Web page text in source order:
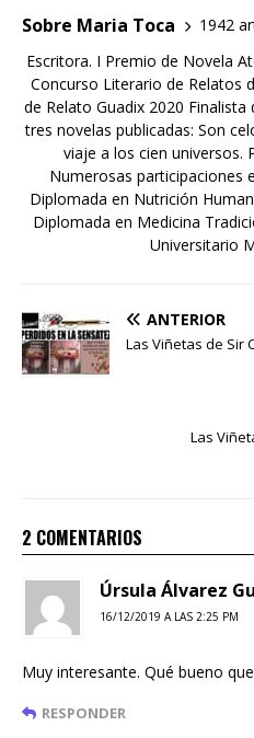
Sobre Maria Toca
1942
Escritora. I Premio de Novela
Concurso Literario de Relatos
de Relato Guadix 2020
tres novelas publicadas: Son
viaje a los cien universos.
Numerosas participaciones
Diplomada en Nutrición
Diplomada en Medicina
Universitario
ANTERIOR
Las Viñetas de Sir
Las
2 COMENTARIOS
Úrsula Álvarez
16/12/2019 A LAS 2:25 PM
Muy interesante. Qué bueno
RESPONDER